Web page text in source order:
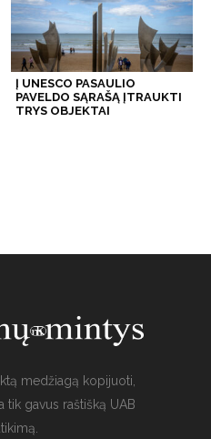
Į UNESCO PASAULIO
PAVELDO SĄRAŠĄ ĮTRAUKTI
TRYS OBJEKTAI
medžiagą kopijuoti,
tik gavus raštišką UAB